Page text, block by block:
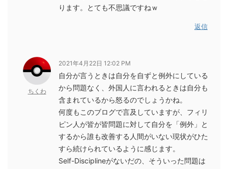
ります。とても不思議ですねｗ
返信
ちくわ
2021年4月22日 12:02 PM
自分が言うときは自分を自ずと例外にしている
から問題なく、外国人に言われるときは自分も
含まれているから怒るのでしょうかね。
何度もこのブログで言及していますが、フィリ
ピン人が皆が皆問題に対して自分を「例外」と
するから誰も改善する人間がいない現状がひた
すら続けられているように感じます。
Self-Disciplineがないだの、そういった問題は